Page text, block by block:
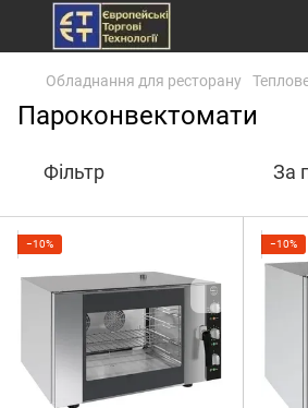
Обладнання для ресторану
Пароконвектомати
Фільтр За
−10% −10%